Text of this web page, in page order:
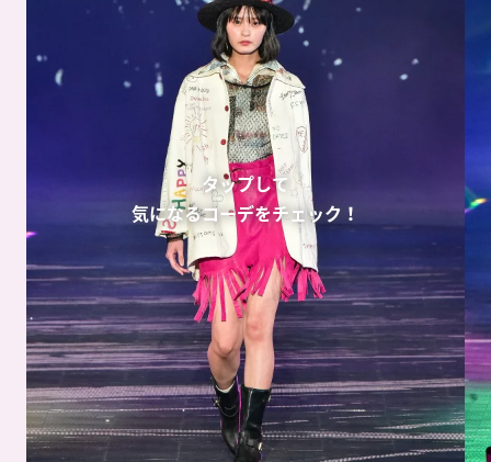
タップして
気になるコーデをチェック！